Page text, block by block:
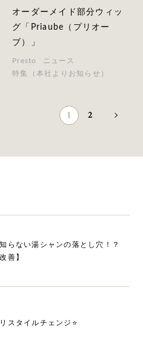
オーダーメイド部分ウィッ
グ「Priaube（プリオー
ブ）」
Presto
ニュース
特集（本社よりお知らせ）
1 2 »
らない湯シャンの落とし穴！？
善】
スタイルチェンジ⭐️